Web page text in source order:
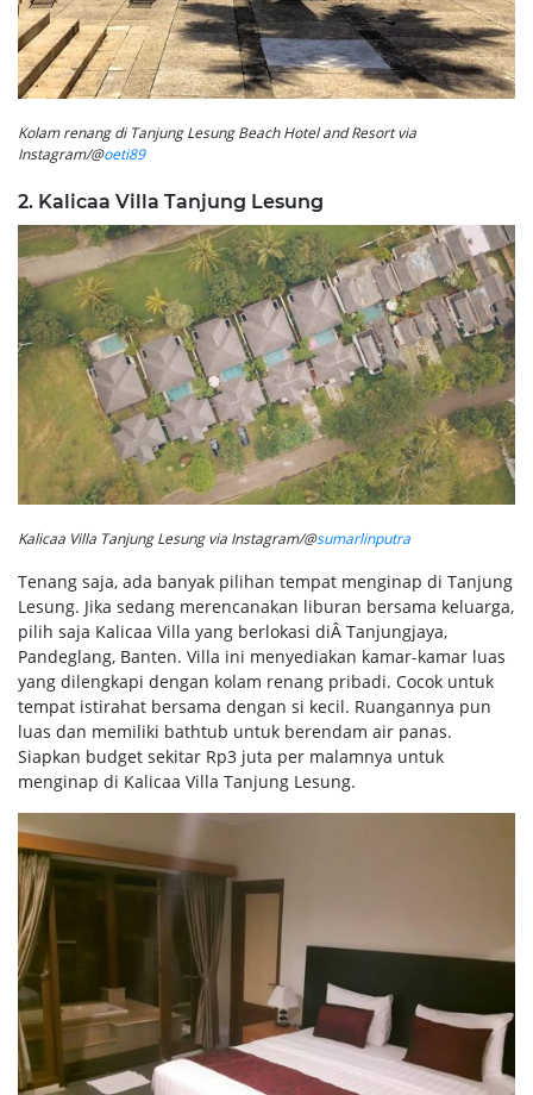
Kolam renang di Tanjung Lesung Beach Hotel and Resort via
Instagram/@oeti89
2. Kalicaa Villa Tanjung Lesung
Kalicaa Villa Tanjung Lesung via Instagram/@sumarlinputra
Tenang saja, ada banyak pilihan tempat menginap di Tanjung
Lesung. Jika sedang merencanakan liburan bersama keluarga,
pilih saja Kalicaa Villa yang berlokasi diÂ Tanjungjaya,
Pandeglang, Banten. Villa ini menyediakan kamar-kamar luas
yang dilengkapi dengan kolam renang pribadi. Cocok untuk
tempat istirahat bersama dengan si kecil. Ruangannya pun
luas dan memiliki bathtub untuk berendam air panas.
Siapkan budget sekitar Rp3 juta per malamnya untuk
menginap di Kalicaa Villa Tanjung Lesung.